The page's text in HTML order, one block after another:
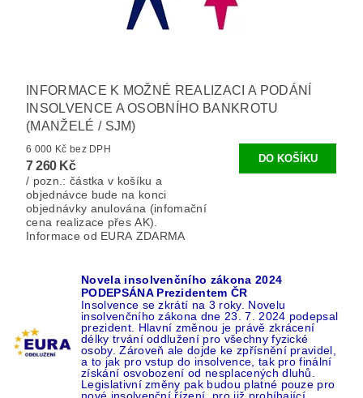
INFORMACE K MOŽNÉ REALIZACI A PODÁNÍ
INSOLVENCE A OSOBNÍHO BANKROTU
(MANŽELÉ / SJM)
6 000 Kč bez DPH
7 260 Kč
/ pozn.: částka v košíku a
objednávce bude na konci
objednávky anulována (infomační
cena realizace přes AK).
Informace od EURA ZDARMA
Novela insolvenčního zákona 2024
PODEPSÁNA Prezidentem ČR
Insolvence se zkrátí na 3 roky. Novelu
insolvenčního zákona dne 23. 7. 2024 podepsal
prezident. Hlavní změnou je právě zkrácení
délky trvání oddlužení pro všechny fyzické
osoby. Zároveň ale dojde ke zpřísnění pravidel,
a to jak pro vstup do insolvence, tak pro finální
získání osvobození od nesplacených dluhů.
Legislativní změny pak budou platné pouze pro
nové insolvenční řízení, pro již probíhající